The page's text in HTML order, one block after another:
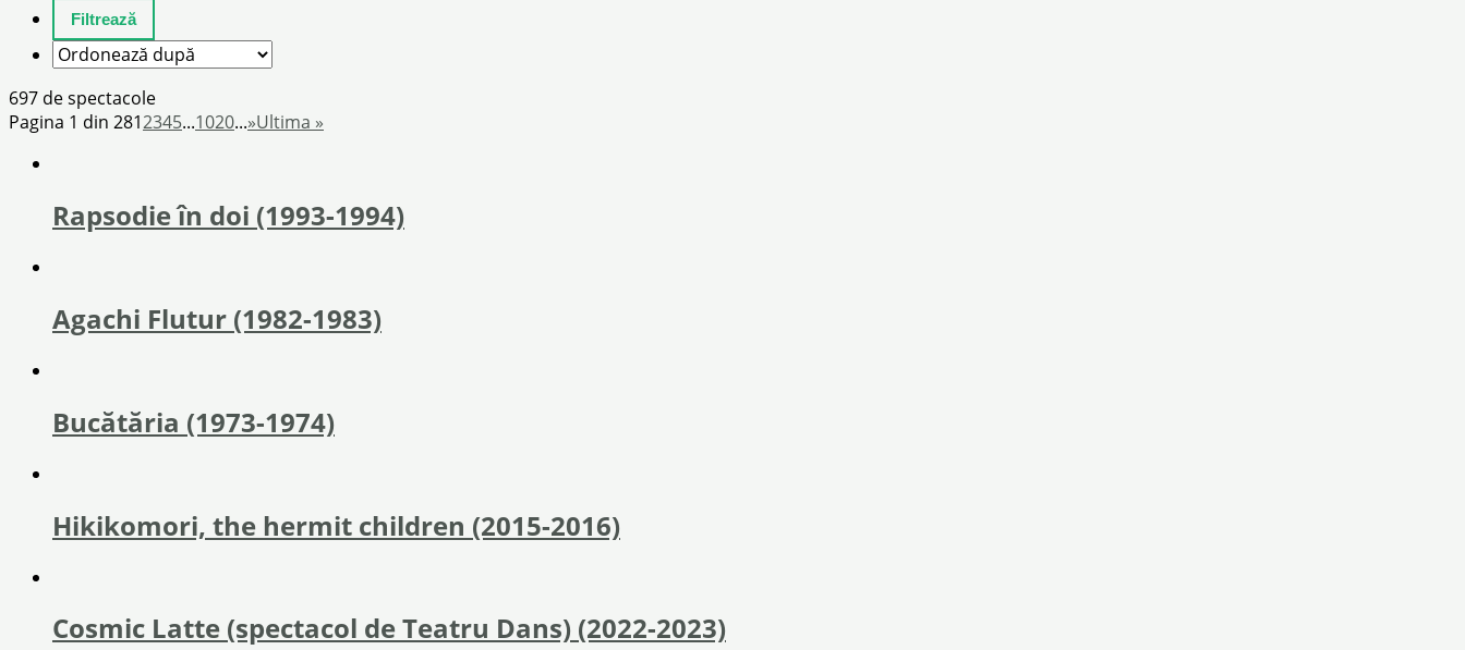
697 de spectacole
Pagina 1 din 2812345...1020...»Ultima »
Rapsodie în doi (1993-1994)
Agachi Flutur (1982-1983)
Bucătăria (1973-1974)
Hikikomori, the hermit children (2015-2016)
Cosmic Latte (spectacol de Teatru Dans) (2022-2023)